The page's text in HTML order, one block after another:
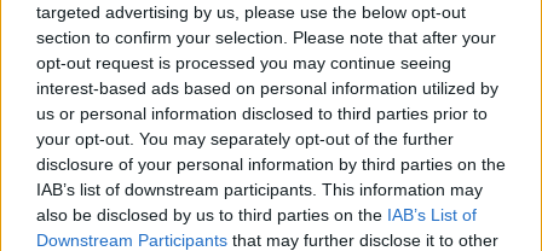
targeted advertising by us, please use the below opt-out
section to confirm your selection. Please note that after your
opt-out request is processed you may continue seeing
interest-based ads based on personal information utilized by
us or personal information disclosed to third parties prior to
your opt-out. You may separately opt-out of the further
disclosure of your personal information by third parties on the
IAB’s list of downstream participants. This information may
also be disclosed by us to third parties on the IAB’s List of
Downstream Participants that may further disclose it to other
Deseu el meu nom, el correu electrònic i el lloc web en
aquest navegador per a la propera vegada que comenti.